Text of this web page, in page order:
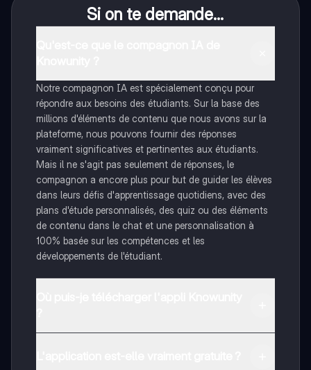
Si on te demande...
Notre compagnon IA est spécialement conçu pour
répondre aux besoins des étudiants. Sur la base des
millions d'éléments de contenu que nous avons sur la
plateforme, nous pouvons fournir des réponses
vraiment significatives et pertinentes aux étudiants.
Mais il ne s'agit pas seulement de réponses, le
compagnon a encore plus pour but de guider les élèves
dans leurs défis d'apprentissage quotidiens, avec des
plans d'étude personnalisés, des quiz ou des éléments
de contenu dans le chat et une personnalisation à
100% basée sur les compétences et les
développements de l'étudiant.